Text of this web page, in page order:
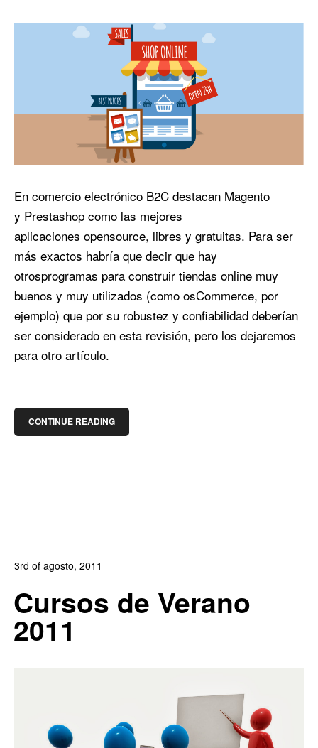
En comercio electrónico B2C destacan Magento
y Prestashop como las mejores
aplicaciones opensource, libres y gratuitas. Para ser
más exactos habría que decir que hay
otrosprogramas para construir tiendas online muy
buenos y muy utilizados (como osCommerce, por
ejemplo) que por su robustez y confiabilidad deberían
ser considerado en esta revisión, pero los dejaremos
para otro artículo.
CONTINUE READING
3rd of agosto, 2011
Publicidad
0
0
Cursos de Verano
2011